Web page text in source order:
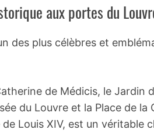
aux portes du
des plus célèbres et
de Médicis, le Jardin
du Louvre et la Place de la
Louis XIV, est un véritable